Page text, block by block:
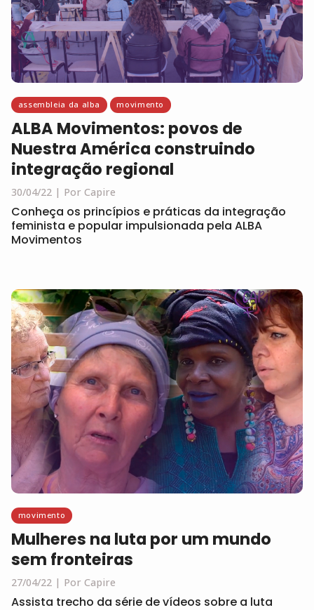
assembleia da alba movimento
ALBA Movimentos: povos de
Nuestra América construindo
integração regional
30/04/22 Por Capire
Conheça os princípios e práticas da integração
feminista e popular impulsionada pela ALBA
Movimentos
movimento
Mulheres na luta por um mundo
sem fronteiras
27/04/22 Por Capire
Assista trecho da série de vídeos sobre a luta